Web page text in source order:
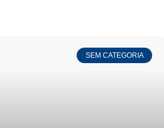
SEM CATEGORIA